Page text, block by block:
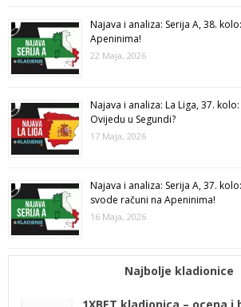
Najava i analiza: Serija A, 38.
Apeninima!
22 Maja, 2026
Najava i analiza: La Liga, 37.
Ovijedu u Segundi?
17 Maja, 2026
Najava i analiza: Serija A, 37.
svode računi na Apeninima!
16 Maja, 2026
Najbolje kladionice